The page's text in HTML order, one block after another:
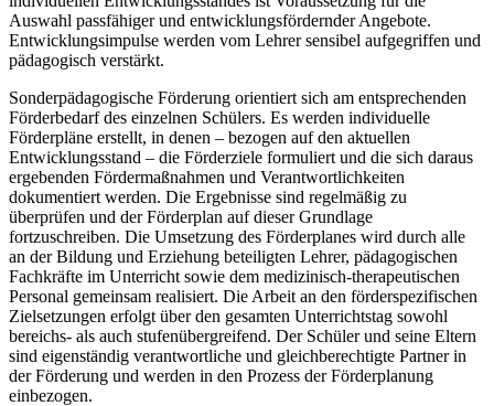
Auswahl passfähiger und entwicklungsfördernder Angebote.
Entwicklungsimpulse werden vom Lehrer sensibel aufgegriffen und
pädagogisch verstärkt.
Sonderpädagogische Förderung orientiert sich am entsprechenden
Förderbedarf des einzelnen Schülers. Es werden individuelle
Förderpläne erstellt, in denen – bezogen auf den aktuellen
Entwicklungsstand – die Förderziele formuliert und die sich daraus
ergebenden Fördermaßnahmen und Verantwortlichkeiten
dokumentiert werden. Die Ergebnisse sind regelmäßig zu
überprüfen und der Förderplan auf dieser Grundlage
fortzuschreiben. Die Umsetzung des Förderplanes wird durch alle
an der Bildung und Erziehung beteiligten Lehrer, pädagogischen
Fachkräfte im Unterricht sowie dem medizinisch-therapeutischen
Personal gemeinsam realisiert. Die Arbeit an den förderspezifischen
Zielsetzungen erfolgt über den gesamten Unterrichtstag sowohl
bereichs- als auch stufenübergreifend. Der Schüler und seine Eltern
sind eigenständig verantwortliche und gleichberechtigte Partner in
der Förderung und werden in den Prozess der Förderplanung
einbezogen.